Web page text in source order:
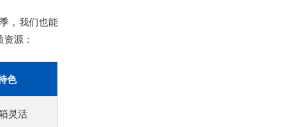
，我们也能
源：
色
灵活